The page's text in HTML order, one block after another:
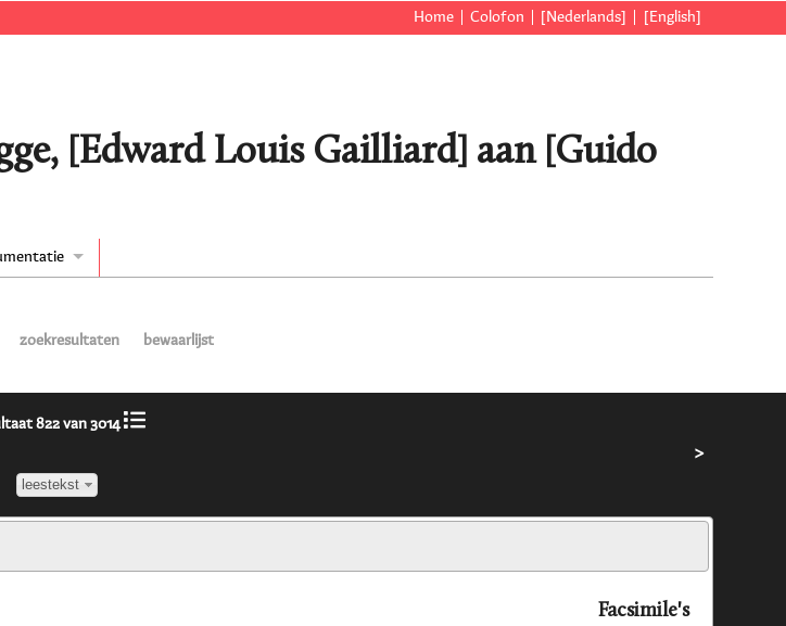
Home Colofon [Nederlands] [English]
[Edward Louis Gailliard] aan [Guido
zoekresultaten bewaarlijst
822 van 3014
leestekst
>
Facsimile's